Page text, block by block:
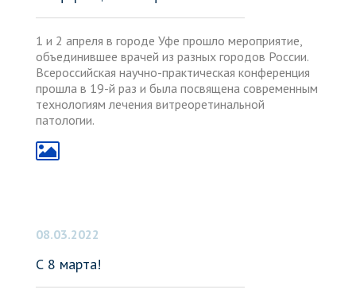
1 и 2 апреля в городе Уфе прошло мероприятие,
объединившее врачей из разных городов России.
Всероссийская научно-практическая конференция
прошла в 19-й раз и была посвящена современным
технологиям лечения витреоретинальной
патологии.
08.03.2022
С 8 марта!